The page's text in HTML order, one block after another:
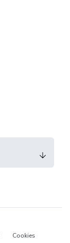
Cookies